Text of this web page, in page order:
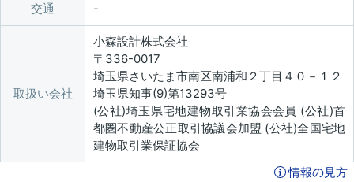
交通
取扱い会社
小森設計株式会社
〒336-0017
埼玉県さいたま市南区南浦和２丁目４０－１２
埼玉県知事(9)第13293号
(公社)埼玉県宅地建物取引業協会会員 (公社)首
都圏不動産公正取引協議会加盟 (公社)全国宅地
建物取引業保証協会
情報の見方